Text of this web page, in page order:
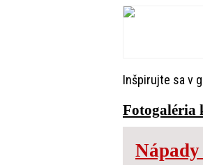
Inšpirujte sa v
Fotogaléria